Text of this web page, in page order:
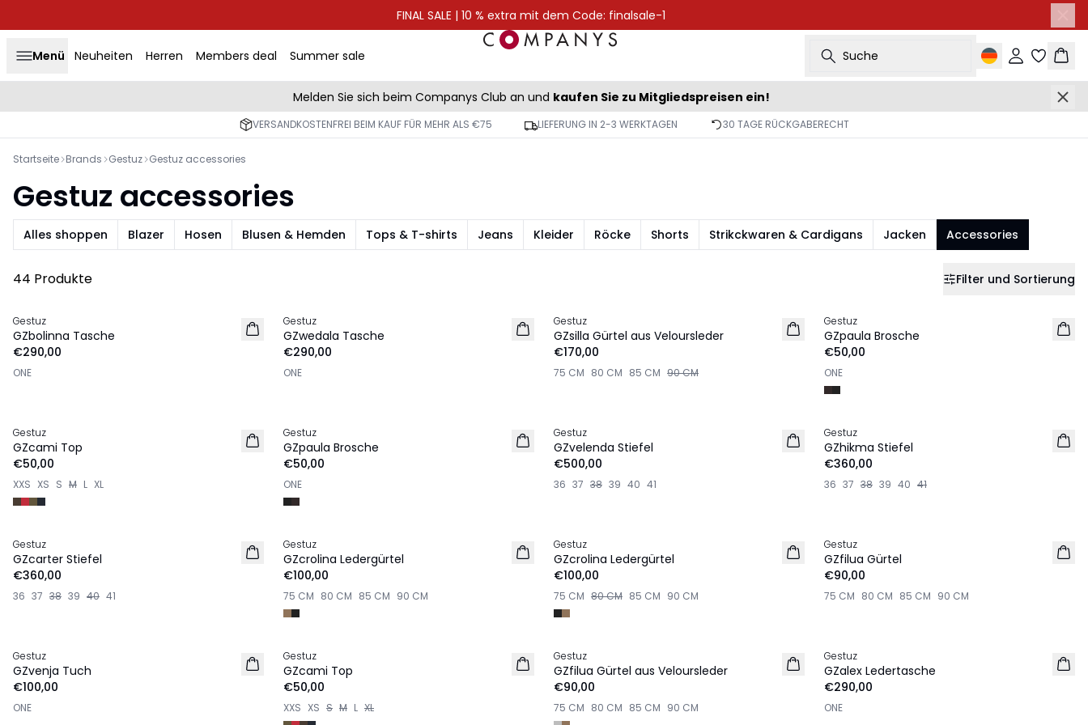
FINAL SALE | 10 % extra mit dem Code: finalsale-1
Menü Neuheiten Herren Members deal Summer sale Suche Einloggen
Melden Sie sich beim Companys Club an und kaufen Sie zu Mitgliedspreisen ein!
VERSANDKOSTENFREI BEIM KAUF FÜR MEHR ALS €75 LIEFERUNG IN 2-3 WERKTAGEN 30 TAGE RÜCKGABERECHT
Startseite Brands Gestuz Gestuz accessories
Gestuz accessories
Alles shoppen Blazer Hosen Blusen & Hemden Tops & T-shirts Jeans Kleider Röcke Shorts Strikckwaren & Cardigans Jacken Accessories
44 Produkte Filter und Sortierung
NEU
Gestuz
GZbolinna Tasche
€290,00
ONE
NEU
Gestuz
GZwedala Tasche
€290,00
ONE
NEU
Gestuz
GZsilla Gürtel aus Veloursleder
€170,00
75 CM 80 CM 85 CM 90 CM
NEU
Gestuz
GZpaula Brosche
€50,00
ONE
NEU
Gestuz
GZcami Top
€50,00
XXS XS S M L XL
NEU
Gestuz
GZpaula Brosche
€50,00
ONE
NEU
Gestuz
GZvelenda Stiefel
€500,00
36 37 38 39 40 41
NEU
Gestuz
GZhikma Stiefel
€360,00
36 37 38 39 40 41
NEU
Gestuz
GZcarter Stiefel
€360,00
36 37 38 39 40 41
NEU
Gestuz
GZcrolina Ledergürtel
€100,00
75 CM 80 CM 85 CM 90 CM
NEU
Gestuz
GZcrolina Ledergürtel
€100,00
75 CM 80 CM 85 CM 90 CM
NEU
Gestuz
GZfilua Gürtel
€90,00
75 CM 80 CM 85 CM 90 CM
NEU
Gestuz
GZvenja Tuch
€100,00
ONE
NEU
Gestuz
GZcami Top
€50,00
XXS XS S M L XL
NEU
Gestuz
GZfilua Gürtel aus Veloursleder
€90,00
75 CM 80 CM 85 CM 90 CM
NEU
Gestuz
GZalex Ledertasche
€290,00
ONE